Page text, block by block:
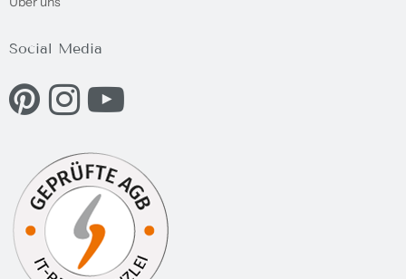
Social Media
Eine externe Webseite in einem neuen Fenster öffnen.
Eine externe Webseite in einem neuen Fenster öffnen.
Eine externe Webseite in einem neuen Fenster